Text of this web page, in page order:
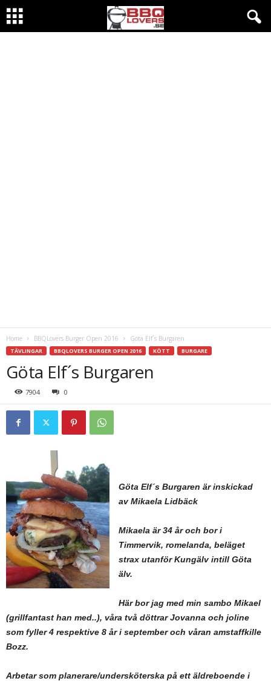
Home BBQLovers Burger Open 2016 Göta Elf´s Burgaren
TÄVLINGAR BBQLOVERS BURGER OPEN 2016 KÖTT BURGARE
Göta Elf´s Burgaren
7904 0
Göta Elf´s Burgaren är inskickad
av Mikaela Lidbäck
Mikaela är 34 år och bor i
Timmervik, romelanda, beläget
strax utanför Kungälv intill Göta
älv.
Här bor jag med min sambo Mikael
(grillfantast han med..), våra två döttrar Jovanna och joline
som fyller 4 respektive 8 år i september och våran amstaffkille
Bozz.
Arbetar som planerare/undersköterska på ett äldreboende i